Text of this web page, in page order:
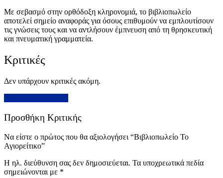
Με σεβασμό στην ορθόδοξη κληρονομιά, το βιβλιοπωλείο
αποτελεί σημείο αναφοράς για όσους επιθυμούν να εμπλουτίσουν
τις γνώσεις τους και να αντλήσουν έμπνευση από τη θρησκευτική
και πνευματική γραμματεία.
Κριτικές
Δεν υπάρχουν κριτικές ακόμη.
Προσθήκη Κριτικής
Να είστε ο πρώτος που θα αξιολογήσει “Βιβλιοπωλείο Το
Αγιορείτικο”
Η ηλ. διεύθυνση σας δεν δημοσιεύεται. Τα υποχρεωτικά πεδία
σημειώνονται με *